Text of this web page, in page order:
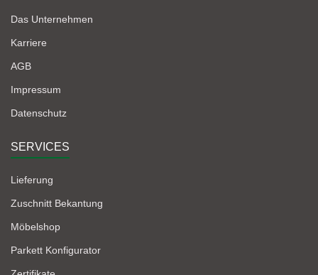
Das Unternehmen
Karriere
AGB
Impressum
Datenschutz
SERVICES
Lieferung
Zuschnitt Bekantung
Möbelshop
Parkett Konfigurator